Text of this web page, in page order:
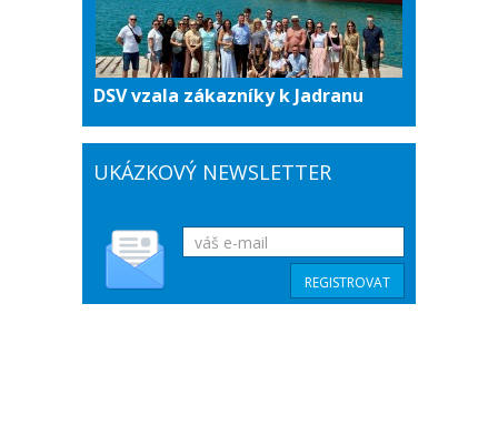
DSV vzala zákazníky k Jadranu
UKÁZKOVÝ NEWSLETTER